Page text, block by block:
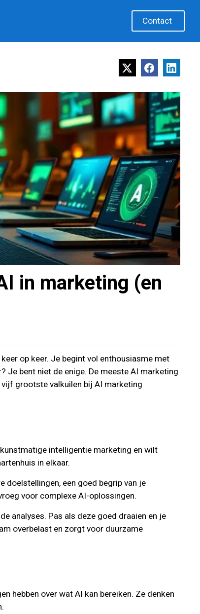
Contact
in marketing (en
op keer. Je begint vol enthousiasme met
Je bent niet de enige. De meeste AI marketing
grootste valkuilen bij AI marketing
intelligentie marketing en wilt
in elkaar.
doelstellingen, een goed begrip van je
voor complexe AI-oplossingen.
analyses. Pas als deze goed draaien en je
overbelast en zorgt voor duurzame
hebben over wat AI kan bereiken. Ze denken